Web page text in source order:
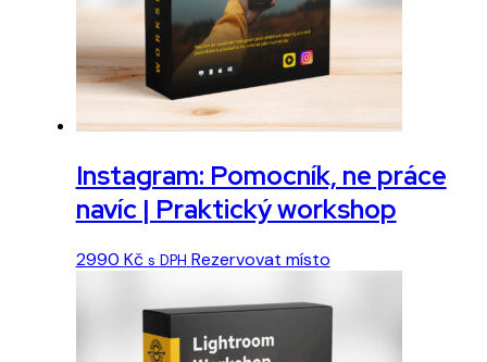
Instagram: Pomocník, ne práce
navíc | Praktický workshop
2990 Kč s DPH Rezervovat místoTento
má
více
variant.